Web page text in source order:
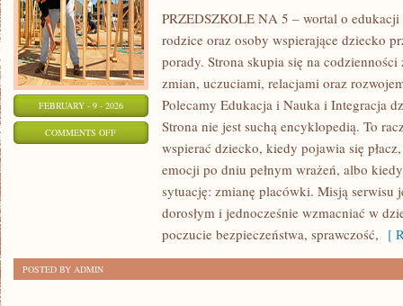
FEBRUARY - 9 - 2026
COMMENTS OFFON
OBSERWACJA
POSTĘPÓW
PRZEDSZKOLE NA 5 – wortal o
rodzice oraz osoby wspierające dziecko
porady. Strona skupia się na
zmian, uczuciami, relacjami oraz
Polecamy Edukacja i Nauka i Integracja
Strona nie jest suchą encyklopedią. To
wspierać dziecko, kiedy pojawia się
emocji po dniu pełnym wrażeń, albo
sytuację: zmianę placówki. Misją serwisu
dorosłym i jednocześnie wzmacniać w
poczucie bezpieczeństwa, sprawczość, [
POSTED BY ADMIN